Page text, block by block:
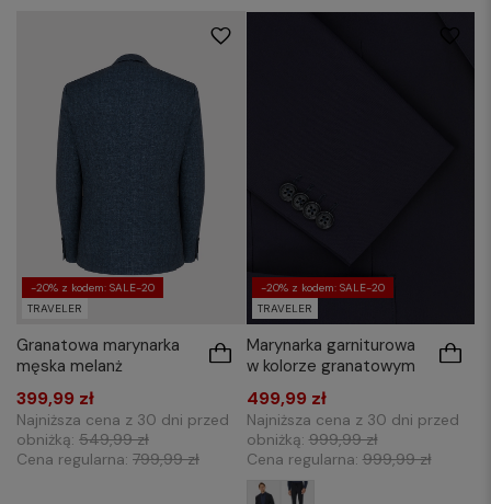
-20% z kodem: SALE-20
TRAVELER
Granatowa marynarka
męska melanż
399,99 zł
Najniższa cena z 30 dni przed
obniżką: 549,99 zł
Cena regularna: 799,99 zł
-20% z kodem: SALE-20
TRAVELER
Marynarka garniturowa
w kolorze granatowym
499,99 zł
Najniższa cena z 30 dni przed
obniżką:999,99 zł
Cena regularna:999,99 zł